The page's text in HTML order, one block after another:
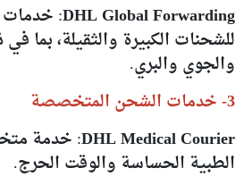
DHL Global Forwarding
:
للشحنات الكبيرة والثقيلة، بما
والجوي والبري.
3- خدمات الشحن المتخصصة
DHL Medical Courier: خدمة
الطبية الحساسة والوقت الحرج.